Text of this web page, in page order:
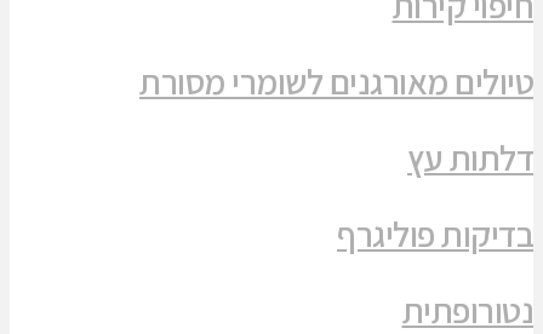
טיולים מאורגנים לשומרי מסורת
דלתות עץ
בדיקות פוליגרף
נטורופתית